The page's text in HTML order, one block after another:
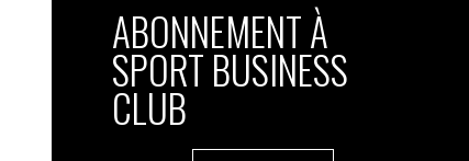
ABONNEMENT À
SPORT BUSINESS
CLUB